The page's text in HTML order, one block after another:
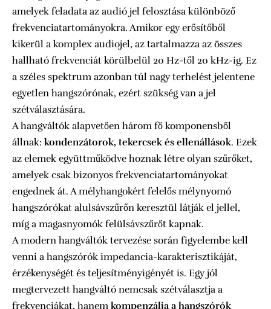
amelyek feladata az audió jel felosztása különböző
frekvenciatartományokra. Amikor egy erősítőből
kikerül a komplex audiojel, az tartalmazza az összes
hallható frekvenciát körülbelül 20 Hz-től 20 kHz-ig. Ez
a széles spektrum azonban túl nagy terhelést jelentene
egyetlen hangszórónak, ezért szükség van a jel
szétválasztására.
A hangváltók alapvetően három fő komponensből
állnak: kondenzátorok, tekercsek és ellenállások. Ezek
az elemek együttműködve hoznak létre olyan szűrőket,
amelyek csak bizonyos frekvenciatartományokat
engednek át. A mélyhangokért felelős mélynyomó
hangszórókat alulsávszűrőn keresztül látják el jellel,
míg a magasnyomók felülsávszűrőt kapnak.
A modern hangváltók tervezése során figyelembe kell
venni a hangszórók impedancia-karakterisztikáját,
érzékenységét és teljesítményigényét is. Egy jól
megtervezett hangváltó nemcsak szétválasztja a
frekvenciákat, hanem kompenzálja a hangszórók